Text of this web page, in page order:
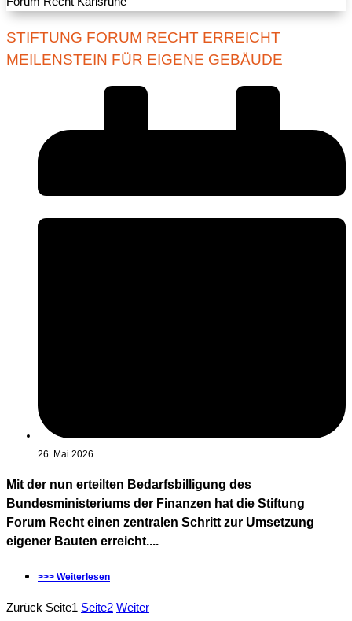
STIFTUNG FORUM RECHT ERREICHT
MEILENSTEIN FÜR EIGENE GEBÄUDE
26. Mai 2026
Mit der nun erteilten Bedarfsbilligung des
Bundesministeriums der Finanzen hat die Stiftung
Forum Recht einen zentralen Schritt zur Umsetzung
eigener Bauten erreicht....
>>> Weiterlesen
Zurück Seite1 Seite2 Weiter